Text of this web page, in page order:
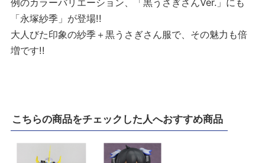
例のカラーバリエーション、「黒うさぎさんVer.」にも
「永塚紗季」が登場!!
大人びた印象の紗季＋黒うさぎさん服で、その魅力も倍
増です!!
こちらの商品をチェックした人へおすすめ商品